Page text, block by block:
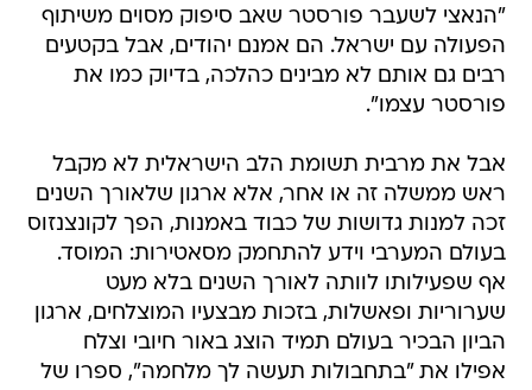
"הנאצי לשעבר פורסטר שאב סיפוק מסוים משיתוף
הפעולה עם ישראל. הם אמנם יהודים, אבל בקטעים
רבים גם אותם לא מבינים כהלכה, בדיוק כמו את
פורסטר עצמו".
אבל את מרבית תשומת הלב הישראלית לא מקבל
ראש ממשלה זה או אחר, אלא ארגון שלאורך השנים
זכה למנות גדושות של כבוד באמנות, הפך לקונצנזוס
בעולם המערבי וידע להתחמק מסאטירות: המוסד.
אף שפעילותו לוותה לאורך השנים בלא מעט
שערוריות ופאשלות, בזכות מבצעיו המוצלחים, ארגון
הביון הבכיר בעולם תמיד הוצג באור חיובי וצלח
אפילו את "בתחבולות תעשה לך מלחמה", ספרו של